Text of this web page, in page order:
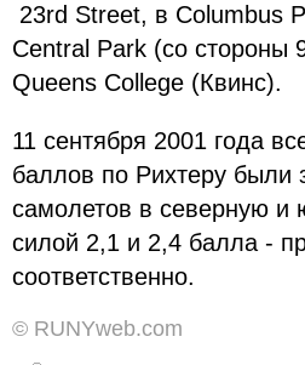
23rd Street, в Columbus
Central Park (со стороны
Queens College (Квинс).
11 сентября 2001 года
баллов по Рихтеру были
самолетов в северную и
силой 2,1 и 2,4 балла -
соответственно.
© RUNYweb.com